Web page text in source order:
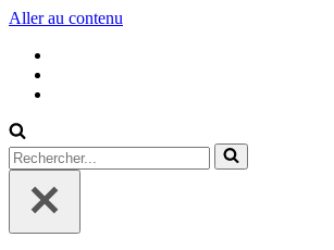
Aller au contenu
Rechercher...